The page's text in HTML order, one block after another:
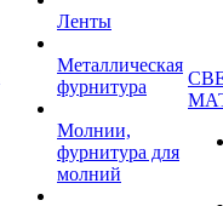
Ленты
Металлическая
фурнитура
Молнии,
фурнитура для
молний